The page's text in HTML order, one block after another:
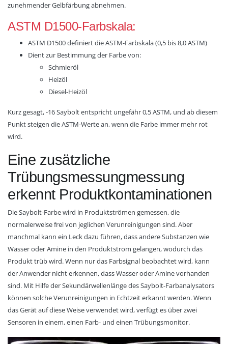
zunehmender Gelbfärbung abnehmen.
ASTM D1500-Farbskala:
ASTM D1500 definiert die ASTM-Farbskala (0,5 bis 8,0 ASTM)
Dient zur Bestimmung der Farbe von:
Schmieröl
Heizöl
Diesel-Heizöl
Kurz gesagt, -16 Saybolt entspricht ungefähr 0,5 ASTM, und ab diesem
Punkt steigen die ASTM-Werte an, wenn die Farbe immer mehr rot
wird.
Eine zusätzliche
Trübungsmessungmessung
erkennt Produktkontaminationen
Die Saybolt-Farbe wird in Produktströmen gemessen, die
normalerweise frei von jeglichen Verunreinigungen sind. Aber
manchmal kann ein Leck dazu führen, dass andere Substanzen wie
Wasser oder Amine in den Produktstrom gelangen, wodurch das
Produkt trüb wird. Wenn nur das Farbsignal beobachtet wird, kann
der Anwender nicht erkennen, dass Wasser oder Amine vorhanden
sind. Mit Hilfe der Sekundärwellenlänge des Saybolt-Farbanalysators
können solche Verunreinigungen in Echtzeit erkannt werden. Wenn
das Gerät auf diese Weise verwendet wird, verfügt es über zwei
Sensoren in einem, einen Farb- und einen Trübungsmonitor.